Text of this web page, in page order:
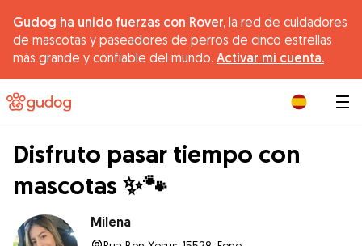
Gudog ha unido fuerzas con Rover, la red de cuidadores
de mascotas y paseadores de perros de cinco estrellas
más grande y confiable del mundo. Activar mi cuenta.
Disfruto pasar tiempo con
mascotas ✨🐾
Milena